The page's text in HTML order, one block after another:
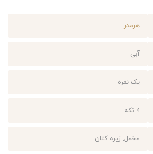
هرمدر
آبی
یک نفره
4 تکه
مخمل, زیره کتان